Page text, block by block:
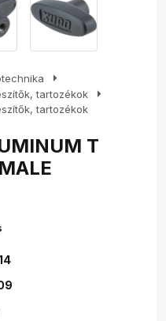
arrow_right
tartozékok arrow_right
tartozékok
T